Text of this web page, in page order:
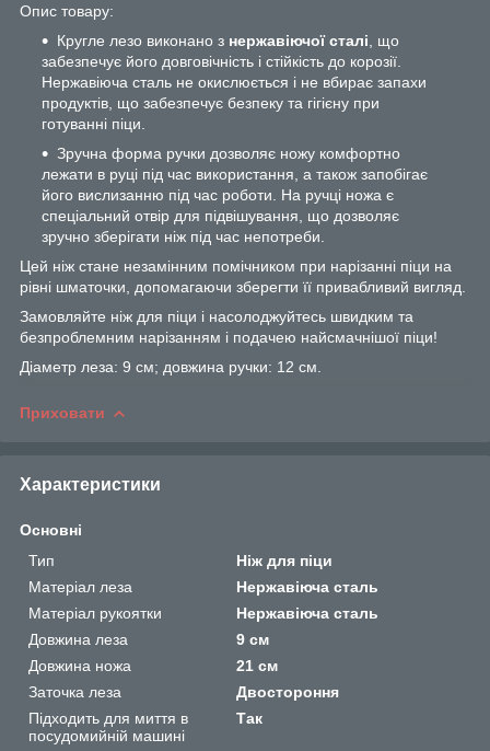
Опис товару:
Кругле лезо виконано з нержавіючої сталі , що
забезпечує його довговічність і стійкість до корозії.
Нержавіюча сталь не окислюється і не вбирає запахи
продуктів, що забезпечує безпеку та гігієну при
готуванні піци.
Зручна форма ручки дозволяє ножу комфортно
лежати в руці під час використання, а також запобігає
його вислизанню під час роботи. На ручці ножа є
спеціальний отвір для підвішування, що дозволяє
зручно зберігати ніж під час непотреби.
Цей ніж стане незамінним помічником при нарізанні піци на
рівні шматочки, допомагаючи зберегти її привабливий вигляд.
Замовляйте ніж для піци і насолоджуйтесь швидким та
безпроблемним нарізанням і подачею найсмачнішої піци!
Діаметр леза: 9 см; довжина ручки: 12 см.
Приховати
Характеристики
Основні
Тип
Ніж для піци
Матеріал леза
Нержавіюча сталь
Матеріал рукоятки
Нержавіюча сталь
Довжина леза
9 см
Довжина ножа
21 см
Заточка леза
Двостороння
Підходить для миття в
посудомийній машині
Так